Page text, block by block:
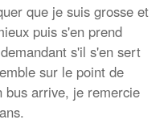
que je suis grosse et
puis s'en prend
s'il s'en sert
sur le point de
bus arrive, je remercie